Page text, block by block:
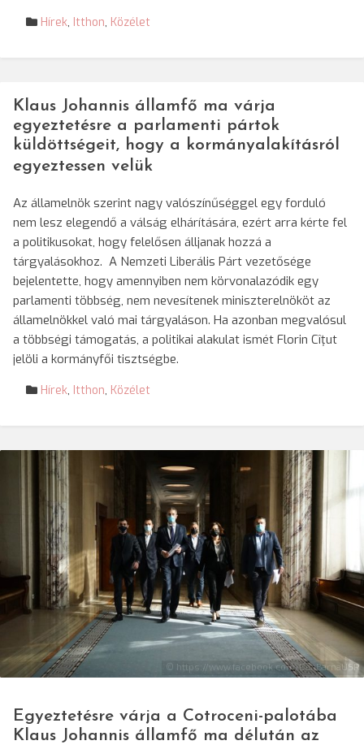
Hírek, Itthon, Közélet
Klaus Johannis államfő ma várja
egyeztetésre a parlamenti pártok
küldöttségeit, hogy a kormányalakításról
egyeztessen velük
Az államelnök szerint nagy valószínűséggel egy forduló
nem lesz elegendő a válság elhárítására, ezért arra kérte fel
a politikusokat, hogy felelősen álljanak hozzá a
tárgyalásokhoz. A Nemzeti Liberális Párt vezetősége
bejelentette, hogy amennyiben nem körvonalazódik egy
parlamenti többség, nem nevesítenek miniszterelnököt az
államelnökkel való mai tárgyaláson. Ha azonban megvalósul
a többségi támogatás, a politikai alakulat ismét Florin Cîţut
jelöli a kormányfői tisztségbe.
Hírek, Itthon, Közélet
© https://www.facebook.com/DanBarnaUSR
Egyeztetésre várja a Cotroceni-palotába
Klaus Johannis államfő ma délután az